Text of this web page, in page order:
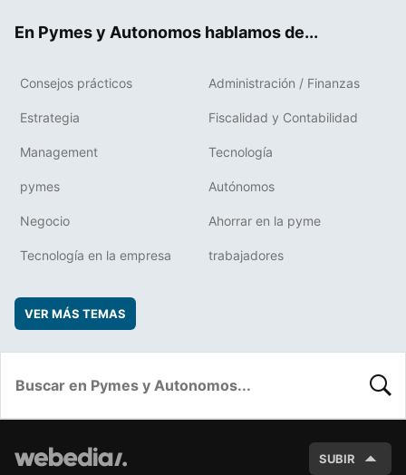
En Pymes y Autonomos hablamos de...
Consejos prácticos Administración / Finanzas
Estrategia Fiscalidad y Contabilidad
Management Tecnología
pymes Autónomos
Negocio Ahorrar en la pyme
Tecnología en la empresa trabajadores
VER MÁS TEMAS
SUBIR